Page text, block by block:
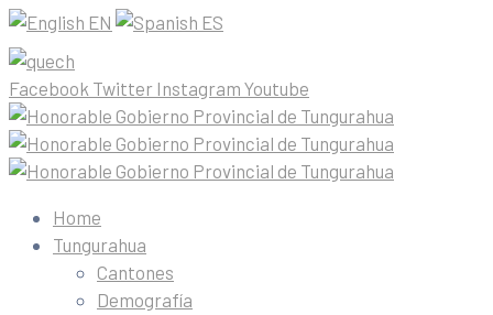
EN ES
Facebook Twitter Instagram Youtube
Home
Tungurahua
Cantones
Demografía